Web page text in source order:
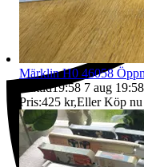
Märklin H0 46058
Sluttid19:58 7 aug 19:58
Pris:425 kr,Eller Köp nu